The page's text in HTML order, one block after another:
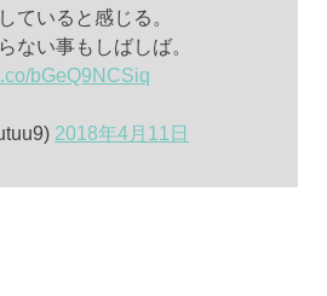
ていると感じる。
ない事もしばしば。
bGeQ9NCSiq
2018年4月11日